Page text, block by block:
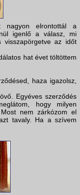
nagyon elrontottál a
igenlő a válasz, mi
az időt
hat évet töltöttem
haza igazolsz,
Egyéves szerződés
hogy milyen
nem zárkózom el
tavaly. Ha a szívem